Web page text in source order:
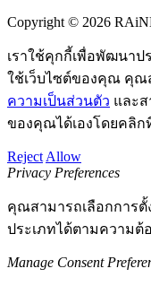
Copyright © 2026
เราใช้คุกกี้เพื่อพัฒนา
ใช้เว็บไซต์ของคุณ คุณ
ความเป็นส่วนตัว และส
ของคุณได้เองโดยคลิก
Reject Allow
Privacy Preferences
คุณสามารถเลือกการตั้
ประเภทได้ตามความต้
Manage Consent